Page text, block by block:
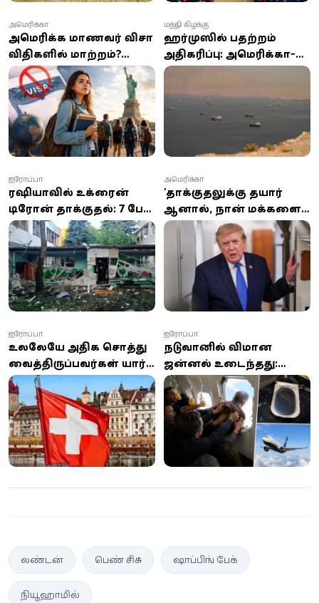
அமெரிக்க மாணவர் விசா
விதிகளில் மாற்றம்?
செப்டம்பர் 15-க்குள்
திரும்ப வேண்டிய
அவசியம் ஏன்?
அமெரிக்கா
ஹர்முஸில் பதற்றம்
அதிகரிப்பு: அமெரிக்கா-
ஈரான் மோதல் தீவிரம் -
குறிவைத்து பதிலடி
தாக்குதல்
மத்திய கிழக்கு
ரஷியாவில் உக்ரைன்
டிரோன் தாக்குதல்: 7 பேர்
உயிரிழப்பு, 50-க்கும்
மேற்பட்டோர் காயம்
ஐரோப்பா
'தாக்குதலுக்கு தயார்
ஆனால், நான் மக்களைக்
கொல்ல விரும்பவில்லை'
– ஈரானுடன்
பேச்சுவார்த்தைக்கு
திரும்பிய டிரம்ப்!
அமெரிக்கா
உலகிலேயே அதிக சொத்து
வைத்திருப்பவர்கள் யார்?
முதல் இடத்தில் இந்த
நாட்டின் மக்கள்!
ஐரோப்பா
நடுவானில் விமான
ஜன்னல் உடைந்தது:
காற்றால் வெளியே
இழுத்த பயணி -
நூலிழையில் உயிர்
தப்பினார்!
ஐரோப்பா
லண்டன் பெண் சிசு ஷாப்பிங் பேக்
நியூஹாமில்